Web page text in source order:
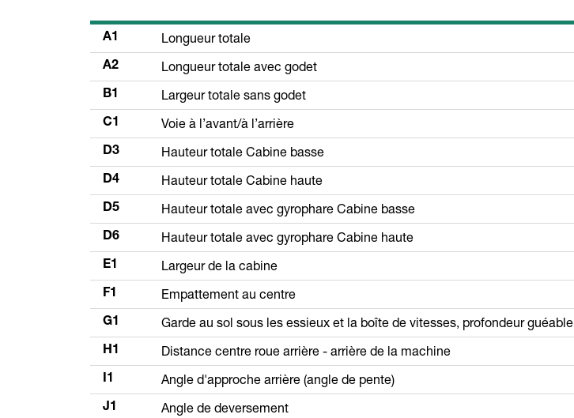
A1 Longueur totale
A2 Longueur totale avec godet
B1 Largeur totale sans godet
C1 Voie à l’avant/à l’arrière
D3 Hauteur totale Cabine basse
D4 Hauteur totale Cabine haute
D5 Hauteur totale avec gyrophare Cabine basse
D6 Hauteur totale avec gyrophare Cabine haute
E1 Largeur de la cabine
F1 Empattement au centre
G1 Garde au sol sous les essieux et la boîte de vitesses, profondeur guéable
H1 Distance centre roue arrière - arrière de la machine
I1 Angle d'approche arrière (angle de pente)
J1 Angle de deversement